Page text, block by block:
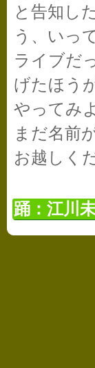
と告知し
う、いっ
ライブだ
げたほう
やってみ
まだ名前
お越しく
踊：江川